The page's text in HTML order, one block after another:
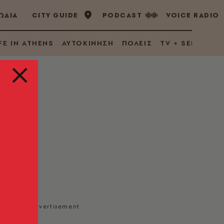
CITY GUIDE PODCAST VOICE RADIO
IN ATHENS ΑΥΤΟΚΙΝΗΣΗ ΠΟΛΕΙΣ TV + SERIES